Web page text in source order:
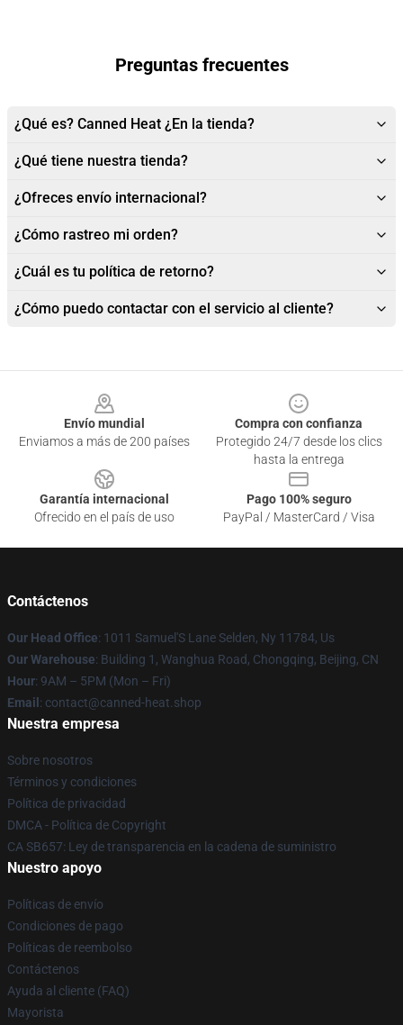
Preguntas frecuentes
¿Qué es? Canned Heat ¿En la tienda?
¿Qué tiene nuestra tienda?
¿Ofreces envío internacional?
¿Cómo rastreo mi orden?
¿Cuál es tu política de retorno?
¿Cómo puedo contactar con el servicio al cliente?
Envío mundial
Enviamos a más de 200 países
Compra con confianza
Protegido 24/7 desde los clics
hasta la entrega
Garantía internacional
Ofrecido en el país de uso
Pago 100% seguro
PayPal / MasterCard / Visa
Contáctenos
Our Head Office: 1011 Samuel'S Lane Selden, Ny 11784, Us
Our Warehouse: Building 1, Wanghua Road, Chongqing, Beijing, CN
Hour: 9AM – 5PM (Mon – Fri)
Email : contact@canned-heat.shop
Nuestra empresa
Sobre nosotros
Términos y condiciones
Política de privacidad
DMCA - Política de Copyright
CA SB657: Ley de transparencia en la cadena de suministro
Nuestro apoyo
Políticas de envío
Condiciones de pago
Políticas de reembolso
Contáctenos
Ayuda al cliente (FAQ)
Mayorista